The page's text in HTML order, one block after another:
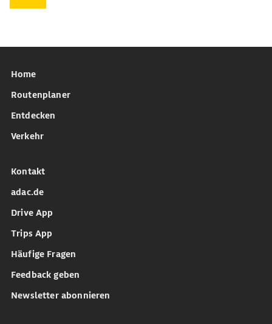
Home
Routenplaner
Entdecken
Verkehr
Kontakt
adac.de
Drive App
Trips App
Häufige Fragen
Feedback geben
Newsletter abonnieren